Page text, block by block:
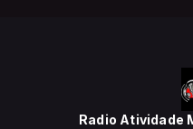
Radio Atividade